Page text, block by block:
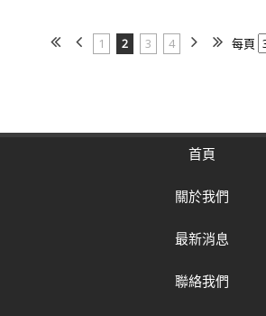
1 2 3 4 每頁
首頁
關於我們
最新消息
聯絡我們